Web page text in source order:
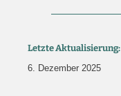
Letzte Aktualisierung:
6. Dezember 2025